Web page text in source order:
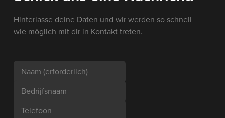
Hinterlasse deine Daten und wir werden so schnell
wie möglich mit dir in Kontakt treten.
Naam (erforderlich)
Bedrijfsnaam
Telefoon